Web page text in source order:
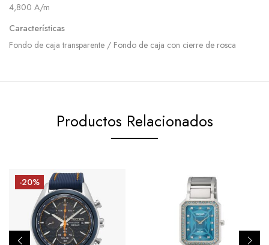
4,800 A/m
Características
Fondo de caja transparente / Fondo de caja con cierre de rosca
Productos Relacionados
-20%